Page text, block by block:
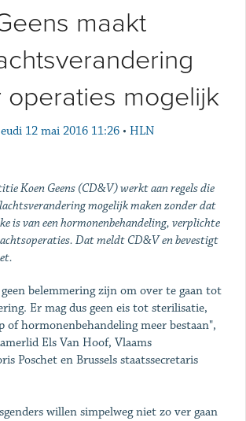
maakt
operaties mogelijk
12 mai 2016 11:26 • HLN
Koen Geens (CD&V) werkt aan regels die
mogelijk maken zonder dat
is van een hormonenbehandeling, verplichte
Dat meldt CD&V en bevestigt
belemmering zijn om over te gaan tot
Er mag dus geen eis tot sterilisatie,
of hormonenbehandeling meer bestaan",
Els Van Hoof, Vlaams
Poschet en Brussels staatssecretaris
willen simpelweg niet zo ver gaan